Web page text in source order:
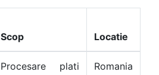
Scop Locatie
Procesare plati
Romania